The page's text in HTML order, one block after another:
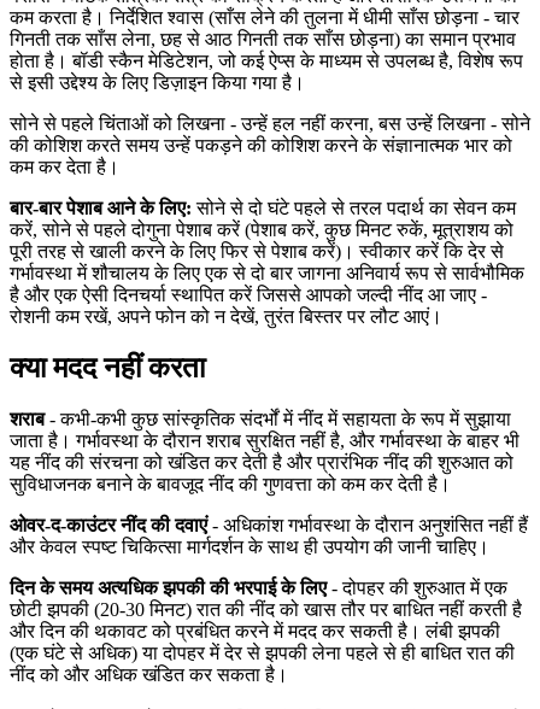
कम करता है। निर्देशित श्वास (साँस लेने की तुलना में धीमी साँस छोड़ना - चार
गिनती तक साँस लेना, छह से आठ गिनती तक साँस छोड़ना) का समान प्रभाव
होता है। बॉडी स्कैन मेडिटेशन, जो कई ऐप्स के माध्यम से उपलब्ध है, विशेष रूप
से इसी उद्देश्य के लिए डिज़ाइन किया गया है।
सोने से पहले चिंताओं को लिखना - उन्हें हल नहीं करना, बस उन्हें लिखना - सोने
की कोशिश करते समय उन्हें पकड़ने की कोशिश करने के संज्ञानात्मक भार को
कम कर देता है।
बार-बार पेशाब आने के लिए: सोने से दो घंटे पहले से तरल पदार्थ का सेवन कम
करें, सोने से पहले दोगुना पेशाब करें (पेशाब करें, कुछ मिनट रुकें, मूत्राशय को
पूरी तरह से खाली करने के लिए फिर से पेशाब करें)। स्वीकार करें कि देर से
गर्भावस्था में शौचालय के लिए एक से दो बार जागना अनिवार्य रूप से सार्वभौमिक
है और एक ऐसी दिनचर्या स्थापित करें जिससे आपको जल्दी नींद आ जाए -
रोशनी कम रखें, अपने फोन को न देखें, तुरंत बिस्तर पर लौट आएं।
क्या मदद नहीं करता
शराब- कभी-कभी कुछ सांस्कृतिक संदर्भों में नींद में सहायता के रूप में सुझाया
जाता है। गर्भावस्था के दौरान शराब सुरक्षित नहीं है, और गर्भावस्था के बाहर भी
यह नींद की संरचना को खंडित कर देती है और प्रारंभिक नींद की शुरुआत को
सुविधाजनक बनाने के बावजूद नींद की गुणवत्ता को कम कर देती है।
ओवर-द-काउंटर नींद की दवाएं- अधिकांश गर्भावस्था के दौरान अनुशंसित नहीं हैं
और केवल स्पष्ट चिकित्सा मार्गदर्शन के साथ ही उपयोग की जानी चाहिए।
दिन के समय अत्यधिक झपकी की भरपाई के लिए- दोपहर की शुरुआत में एक
छोटी झपकी (20-30 मिनट) रात की नींद को खास तौर पर बाधित नहीं करती है
और दिन की थकावट को प्रबंधित करने में मदद कर सकती है। लंबी झपकी
(एक घंटे से अधिक) या दोपहर में देर से झपकी लेना पहले से ही बाधित रात की
नींद को और अधिक खंडित कर सकता है।